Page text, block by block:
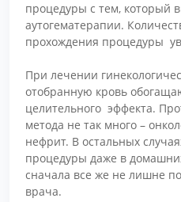
процедуры с тем, который
аутогематерапии.
прохождения процедуры
При лечении
отобранную кровь
целительного эффекта.
метода не так много –
нефрит. В остальных
процедуры даже в
сначала все же не лишне
врача.